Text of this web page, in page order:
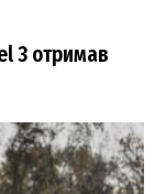
3 отримав